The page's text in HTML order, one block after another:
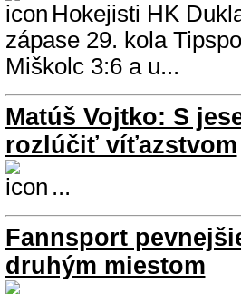
Hokejisti HK
zápase 29. kola
Miškolc 3:6 a u...
Matúš Vojtko: S
rozlúčiť víťazstvom
...
Fannsport
druhým miestom